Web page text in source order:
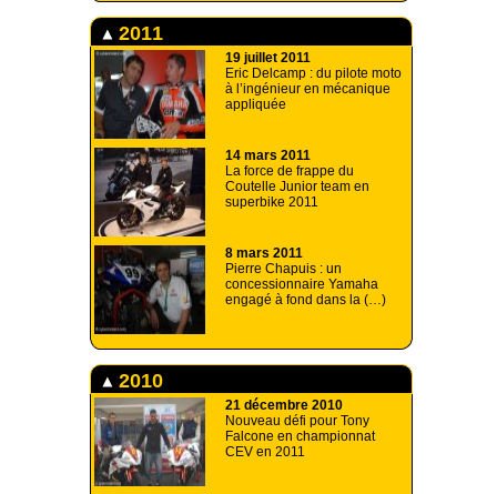
2011
19 juillet 2011
Eric Delcamp : du pilote moto
à l’ingénieur en mécanique
appliquée
14 mars 2011
La force de frappe du
Coutelle Junior team en
superbike 2011
8 mars 2011
Pierre Chapuis : un
concessionnaire Yamaha
engagé à fond dans la (…)
2010
21 décembre 2010
Nouveau défi pour Tony
Falcone en championnat
CEV en 2011